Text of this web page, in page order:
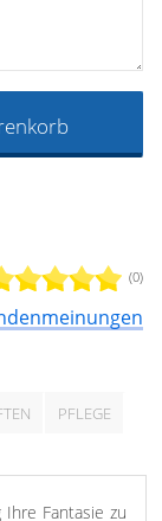
(0)
PFLEGE
Ihre Fantasie zu